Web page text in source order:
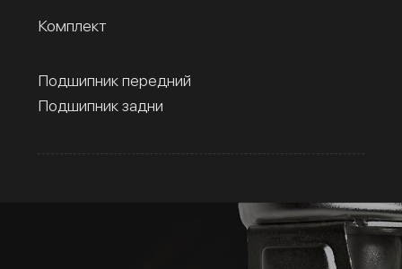
Комплект
Подшипник передний
Подшипник задни